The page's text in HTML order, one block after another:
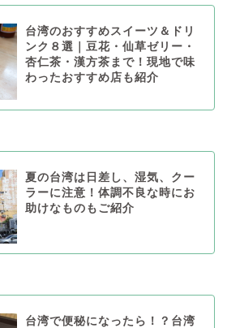
台湾のおすすめスイーツ＆ドリ
ンク８選｜豆花・仙草ゼリー・
杏仁茶・漢方茶まで！現地で味
わったおすすめ店も紹介
夏の台湾は日差し、湿気、クー
ラーに注意！体調不良な時にお
助けなものもご紹介
台湾で便秘になったら！？台湾